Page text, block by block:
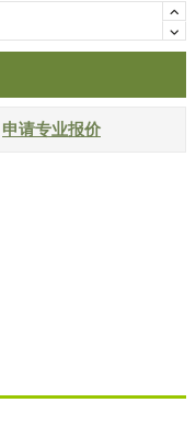
申请专业报价